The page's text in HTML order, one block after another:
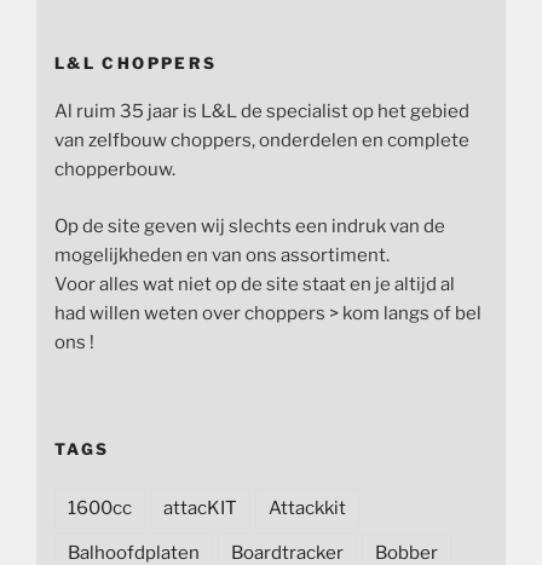
L&L CHOPPERS
Al ruim 35 jaar is L&L de specialist op het gebied
van zelfbouw choppers, onderdelen en complete
chopperbouw.
Op de site geven wij slechts een indruk van de
mogelijkheden en van ons assortiment.
Voor alles wat niet op de site staat en je altijd al
had willen weten over choppers > kom langs of bel
ons !
TAGS
1600cc attacKIT Attackkit
Balhoofdplaten Boardtracker Bobber